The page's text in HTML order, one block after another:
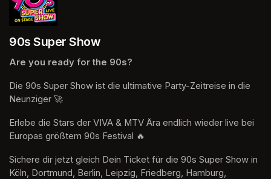
90s Super Show
Are you ready for the 90s?
Die 90s Super Show ist die ultimative Party-Zeitreise in die
Neunziger 🚀
Erlebe die Stars der VIVA & MTV Ära endlich wieder live bei
Europas größtem 90s Festival 🔥
Sichere dir jetzt gleich Dein Ticket für die 90s Super Show in
Köln, Dortmund, Berlin, Leipzig, Friedberg, Hamburg,